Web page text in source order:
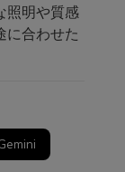
照明や質感
に合わせた